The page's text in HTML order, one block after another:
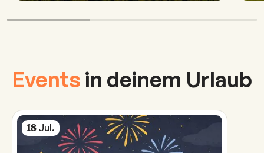
Events in deinem Urlaub
18 Jul.